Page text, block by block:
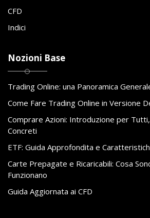
CFD
Indici
Nozioni Base
Trading Online: una Panoramica
Come Fare Trading Online in Versione
Comprare Azioni: Introduzione per
Concreti
ETF: Guida Approfondita e
Carte Prepagate e Ricaricabili: Cosa
Funzionano
Guida Aggiornata ai CFD